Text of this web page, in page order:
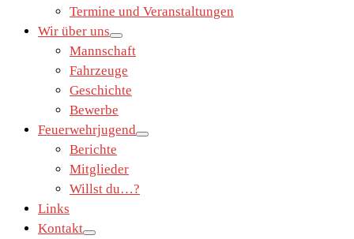
Termine und Veranstaltungen
Wir über uns
Mannschaft
Fahrzeuge
Geschichte
Bewerbe
Feuerwehrjugend
Berichte
Mitglieder
Willst du…?
Links
Kontakt